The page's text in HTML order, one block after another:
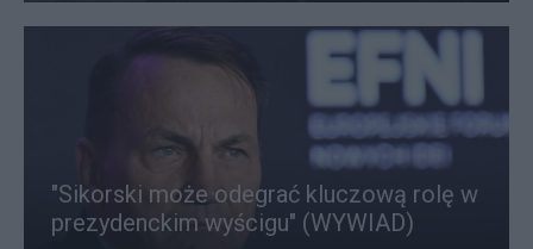
"Sikorski może odegrać kluczową rolę w
prezydenckim wyścigu" (WYWIAD)